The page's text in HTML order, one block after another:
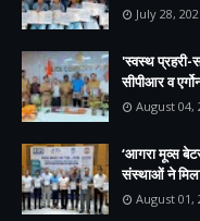
July 28,
'स्वस्थ प्रहरी-
सीपीआर व
August 04,
‘आगरा मूव्स
संस्थाओं ने
August 01,